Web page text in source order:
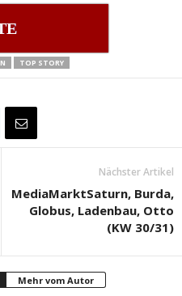
TOP STORY
Nächster Artikel
MediaMarktSaturn, Burda,
Globus, Ladenbau, Otto
(KW 30/31)
Mehr vom Autor